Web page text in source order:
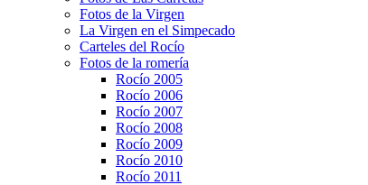
Fotos de la Virgen
La Virgen en el Simpecado
Carteles del Rocío
Fotos de la romería
Rocío 2005
Rocío 2006
Rocío 2007
Rocío 2008
Rocío 2009
Rocío 2010
Rocío 2011